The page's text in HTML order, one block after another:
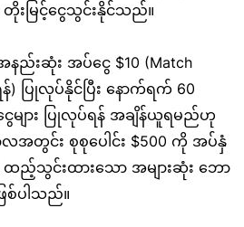
မြင့်ငွေသွင်းနိုင်သည်။
ဆုံး အပ်ငွေ $10 (Match
ပြုလုပ်နိုင်ပြီး နောက်ရက် 60
များ ပြုလုပ်ရန် အချိန်ယူရမည်ဟု
တွင်း စုစုပေါင်း $500 ကို အပ်နှံ
ည့်သွင်းထားသော အများဆုံး ဘော
စ်ပါသည်။